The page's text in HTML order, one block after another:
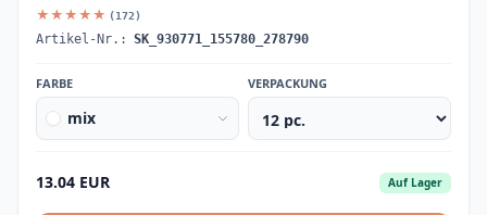
★★★★★ (172)
Artikel-Nr.: SK_930771_155780_278790
FARBE
mix
VERPACKUNG
13.04 EUR Auf Lager